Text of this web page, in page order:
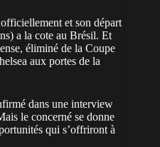
et son départ
a la cote au Brésil. Et
éliminé de la Coupe
aux portes de la
dans une interview
le concerné se donne
qui s’offriront à